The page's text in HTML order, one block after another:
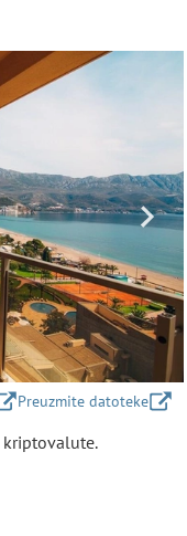
Preuzmite datoteke
kriptovalute.